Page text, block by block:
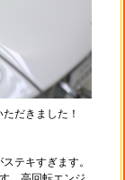
だきました！
テキすぎます。